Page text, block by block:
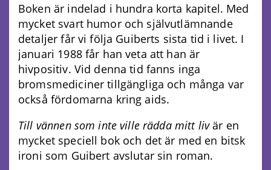
Boken är indelad i hundra korta kapitel. Med
mycket svart humor och självutlämnande
detaljer får vi följa Guiberts sista tid i livet. I
januari 1988 får han veta att han är
hivpositiv. Vid denna tid fanns inga
bromsmediciner tillgängliga och många var
också fördomarna kring aids.
Till vännen som inte ville rädda mitt livär en
mycket speciell bok och det är med en bitsk
ironi som Guibert avslutar sin roman.